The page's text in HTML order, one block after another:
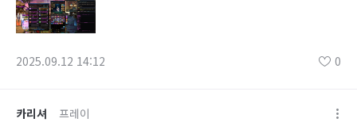
2025.09.12 14:12 0
카리셔 프레이